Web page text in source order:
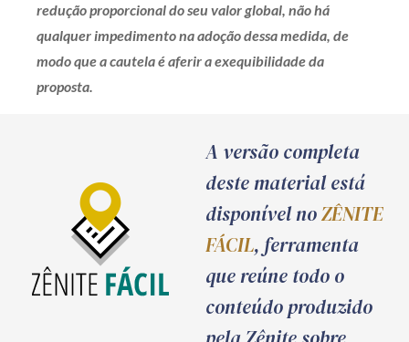
redução proporcional do seu valor global, não há
qualquer impedimento na adoção dessa medida, de
modo que a cautela é aferir a exequibilidade da
proposta.
A versão completa
deste material está
disponível noZÊNITE
FÁCIL, ferramenta
que reúne todo o
conteúdo produzido